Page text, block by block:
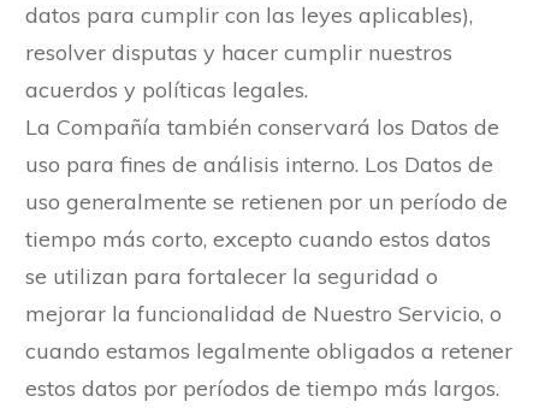
datos para cumplir con las leyes aplicables),
resolver disputas y hacer cumplir nuestros
acuerdos y políticas legales.
La Compañía también conservará los Datos de
uso para fines de análisis interno. Los Datos de
uso generalmente se retienen por un período de
tiempo más corto, excepto cuando estos datos
se utilizan para fortalecer la seguridad o
mejorar la funcionalidad de Nuestro Servicio, o
cuando estamos legalmente obligados a retener
estos datos por períodos de tiempo más largos.